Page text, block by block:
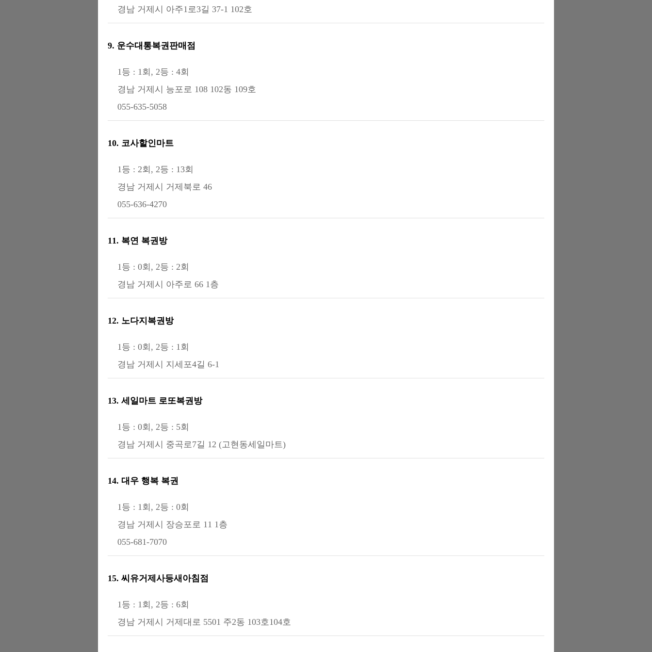
경남 거제시 아주1로3길 37-1 102호
9. 운수대통복권판매점
1등 : 1회, 2등 : 4회
경남 거제시 능포로 108 102동 109호
055-635-5058
10. 코사할인마트
1등 : 2회, 2등 : 13회
경남 거제시 거제북로 46
055-636-4270
11. 복연 복권방
1등 : 0회, 2등 : 2회
경남 거제시 아주로 66 1층
12. 노다지복권방
1등 : 0회, 2등 : 1회
경남 거제시 지세포4길 6-1
13. 세일마트 로또복권방
1등 : 0회, 2등 : 5회
경남 거제시 중곡로7길 12 (고현동세일마트)
14. 대우 행복 복권
1등 : 1회, 2등 : 0회
경남 거제시 장승포로 11 1층
055-681-7070
15. 씨유거제사등새아침점
1등 : 1회, 2등 : 6회
경남 거제시 거제대로 5501 주2동 103호104호